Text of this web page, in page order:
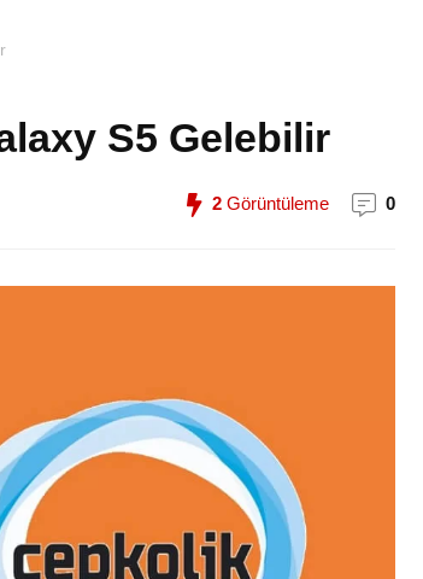
S5 Gelebilir
2 Görüntüleme 0